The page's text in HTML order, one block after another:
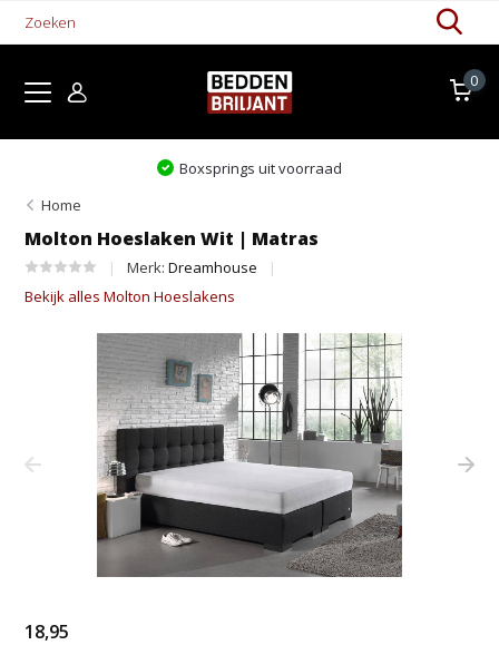
0
Boxsprings uit voorraad
Home
Molton Hoeslaken Wit | Matras
Merk:Dreamhouse
Bekijk alles Molton Hoeslakens
18,95